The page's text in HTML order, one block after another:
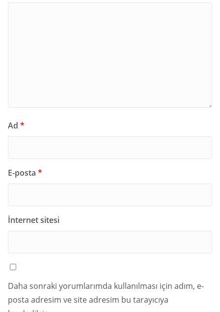
Ad *
E-posta *
İnternet sitesi
Daha sonraki yorumlarımda kullanılması için adım, e-
posta adresim ve site adresim bu tarayıcıya